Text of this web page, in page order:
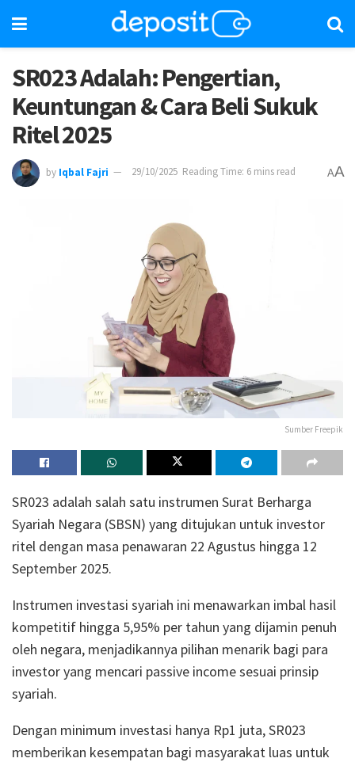
SR023 Adalah: Pengertian,
Keuntungan & Cara Beli Sukuk
Ritel 2025
by Iqbal Fajri 29/10/2025 Reading Time: 6 mins read AA
Sumber Freepik
SR023 adalah salah satu instrumen Surat Berharga
Syariah Negara (SBSN) yang ditujukan untuk investor
ritel dengan masa penawaran 22 Agustus hingga 12
September 2025.
Instrumen investasi syariah ini menawarkan imbal hasil
kompetitif hingga 5,95% per tahun yang dijamin penuh
oleh negara, menjadikannya pilihan menarik bagi para
investor yang mencari passive income sesuai prinsip
syariah.
Dengan minimum investasi hanya Rp1 juta, SR023
memberikan kesempatan bagi masyarakat luas untuk